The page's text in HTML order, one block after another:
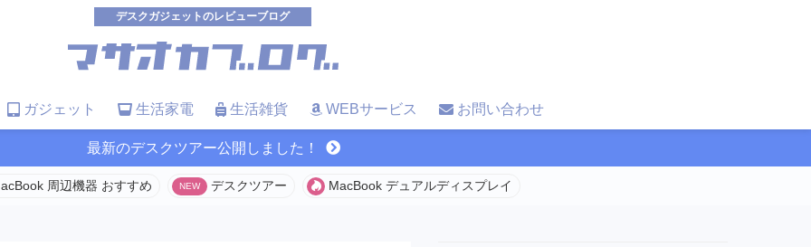
デスクガジェットのレビューブログ
ガジェット 生活家電 生活雑貨 WEBサービス お問い合わせ
最新のデスクツアー公開しました！
周辺機器 おすすめ デスクツアー MacBook デュアルディスプレイ